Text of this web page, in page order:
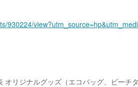
930224/
オリジナルグッズ（エコバッグ、ビーチ